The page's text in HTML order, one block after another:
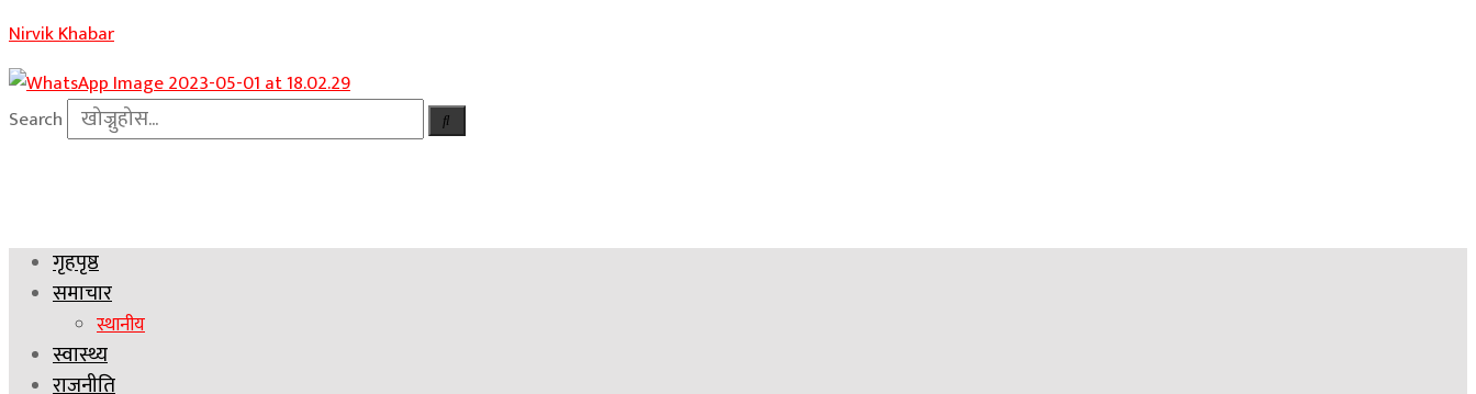
Nirvik Khabar
Search
गृहपृष्ठ
समाचार
स्थानीय
स्वास्थ्य
राजनीति